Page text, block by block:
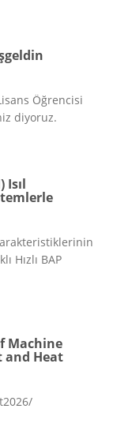
Öğrencisi
diyoruz.
Isıl
Hızlı BAP
Machine
and Heat